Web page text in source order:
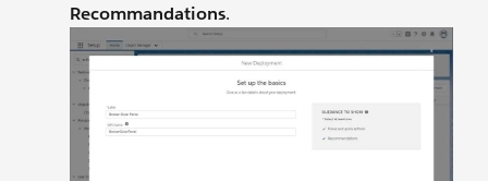
Recommandations.